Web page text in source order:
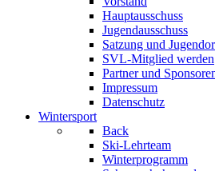
Hauptausschuss
Jugendausschuss
Satzung und
SVL-Mitglied werden
Partner und
Impressum
Datenschutz
Wintersport
Back
Ski-Lehrteam
Winterprogramm